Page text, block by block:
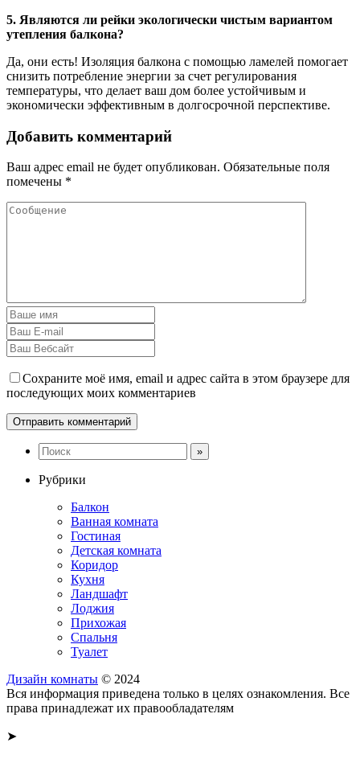
5. Являются ли рейки экологически чистым вариантом
утепления балкона?
Да, они есть! Изоляция балкона с помощью ламелей помогает
снизить потребление энергии за счет регулирования
температуры, что делает ваш дом более устойчивым и
экономически эффективным в долгосрочной перспективе.
Добавить комментарий
Ваш адрес email не будет опубликован. Обязательные поля
помечены *
Сохраните моё имя, email и адрес сайта в этом браузере для
последующих моих комментариев
Рубрики
Балкон
Ванная комната
Гостиная
Детская комната
Коридор
Кухня
Ландшафт
Лоджия
Прихожая
Спальня
Туалет
Дизайн комнаты © 2024
Вся информация приведена только в целях ознакомления. Все
права принадлежат их правообладателям
➤